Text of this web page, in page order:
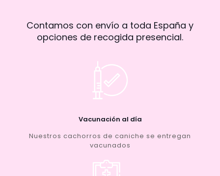
Contamos con envío a toda España y
opciones de recogida presencial.
Vacunación al día
Nuestros cachorros de caniche se entregan
vacunados